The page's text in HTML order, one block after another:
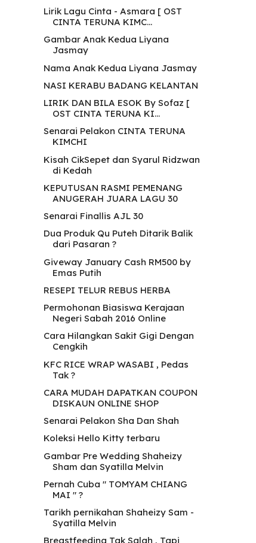
Lirik Lagu Cinta - Asmara [ OST
CINTA TERUNA KIMC...
Gambar Anak Kedua Liyana
Jasmay
Nama Anak Kedua Liyana Jasmay
NASI KERABU BADANG KELANTAN
LIRIK DAN BILA ESOK By Sofaz [
OST CINTA TERUNA KI...
Senarai Pelakon CINTA TERUNA
KIMCHI
Kisah CikSepet dan Syarul Ridzwan
di Kedah
KEPUTUSAN RASMI PEMENANG
ANUGERAH JUARA LAGU 30
Senarai Finallis AJL 30
Dua Produk Qu Puteh Ditarik Balik
dari Pasaran ?
Giveway January Cash RM500 by
Emas Putih
RESEPI TELUR REBUS HERBA
Permohonan Biasiswa Kerajaan
Negeri Sabah 2016 Online
Cara Hilangkan Sakit Gigi Dengan
Cengkih
KFC RICE WRAP WASABI , Pedas
Tak ?
CARA MUDAH DAPATKAN COUPON
DISKAUN ONLINE SHOP
Senarai Pelakon Sha Dan Shah
Koleksi Hello Kitty terbaru
Gambar Pre Wedding Shaheizy
Sham dan Syatilla Melvin
Pernah Cuba " TOMYAM CHIANG
MAI " ?
Tarikh pernikahan Shaheizy Sam -
Syatilla Melvin
Breastfeeding Tak Salah , Tapi